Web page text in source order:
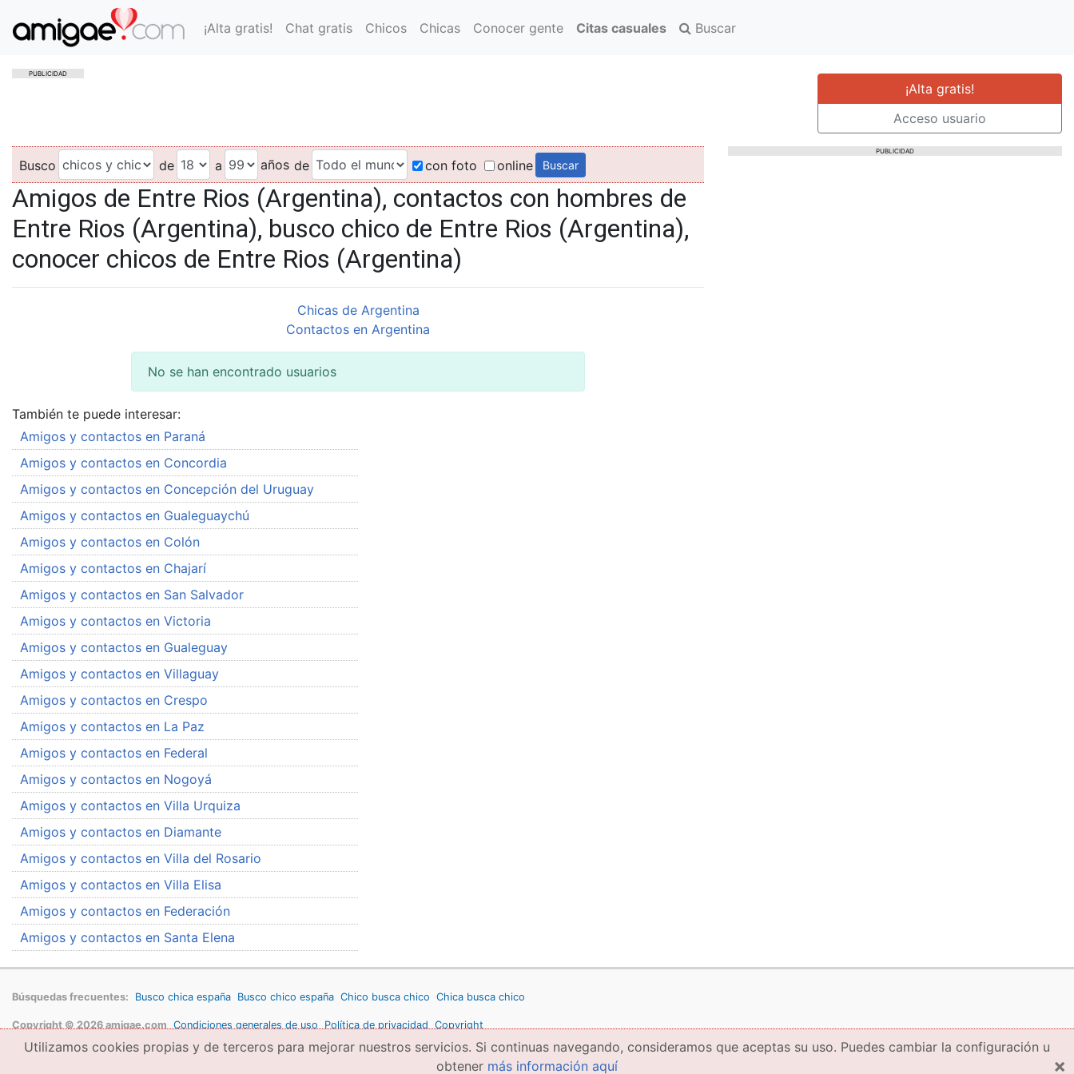
¡Alta gratis! Chat gratis Chicos Chicas Conocer gente Citas casuales Buscar
PUBLICIDAD
¡Alta gratis!
Acceso usuario
Busco de a años de con foto online
Amigos de Entre Rios (Argentina), contactos con hombres de
Entre Rios (Argentina), busco chico de Entre Rios (Argentina),
conocer chicos de Entre Rios (Argentina)
Chicas de Argentina
Contactos en Argentina
No se han encontrado usuarios
También te puede interesar:
Amigos y contactos en Paraná
Amigos y contactos en Concordia
Amigos y contactos en Concepción del Uruguay
Amigos y contactos en Gualeguaychú
Amigos y contactos en Colón
Amigos y contactos en Chajarí
Amigos y contactos en San Salvador
Amigos y contactos en Victoria
Amigos y contactos en Gualeguay
Amigos y contactos en Villaguay
Amigos y contactos en Crespo
Amigos y contactos en La Paz
Amigos y contactos en Federal
Amigos y contactos en Nogoyá
Amigos y contactos en Villa Urquiza
Amigos y contactos en Diamante
Amigos y contactos en Villa del Rosario
Amigos y contactos en Villa Elisa
Amigos y contactos en Federación
Amigos y contactos en Santa Elena
PUBLICIDAD
Búsquedas frecuentes: Busco chica españa Busco chico españa Chico busca chico Chica busca chico
Copyright © 2026 amigae.com Condiciones generales de uso Política de privacidad Copyright
Utilizamos cookies propias y de terceros para mejorar nuestros servicios. Si continuas navegando, consideramos que aceptas su uso. Puedes cambiar la configuración u
obtener más información aquí ×